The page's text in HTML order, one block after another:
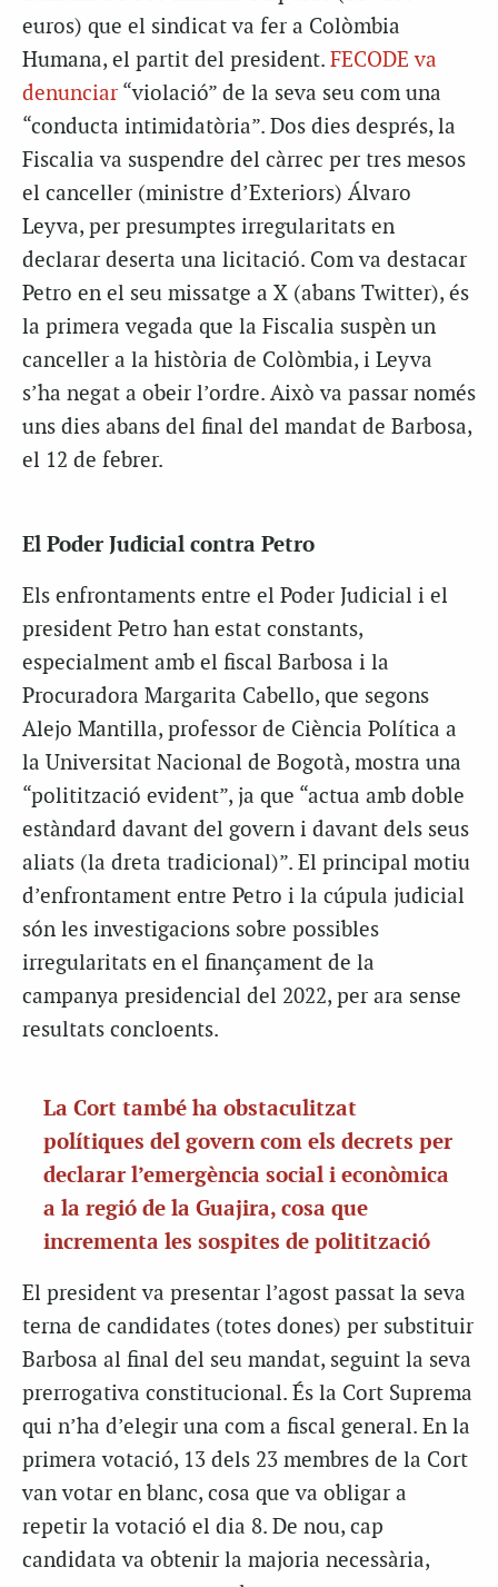
euros) que el sindicat va fer a Colòmbia
Humana, el partit del president. FECODE va ​​
denunciar “violació” de la seva seu com una
“conducta intimidatòria”. Dos dies després, la
Fiscalia va suspendre del càrrec per tres mesos
el canceller (ministre d’Exteriors) Álvaro
Leyva, per presumptes irregularitats en
declarar deserta una licitació. Com va destacar
Petro en el seu missatge a X (abans Twitter), és
la primera vegada que la Fiscalia suspèn un
canceller a la història de Colòmbia, i Leyva
s’ha negat a obeir l’ordre. Això va passar només
uns dies abans del final del mandat de Barbosa,
el 12 de febrer.
El Poder Judicial contra Petro
Els enfrontaments entre el Poder Judicial i el
president Petro han estat constants,
especialment amb el fiscal Barbosa i la
Procuradora Margarita Cabello, que segons
Alejo Mantilla, professor de Ciència Política a
la Universitat Nacional de Bogotà, mostra una
“politització evident”, ja que “actua amb doble
estàndard davant del govern i davant dels seus
aliats (la dreta tradicional)”. El principal motiu
d’enfrontament entre Petro i la cúpula judicial
són les investigacions sobre possibles
irregularitats en el finançament de la
campanya presidencial del 2022, per ara sense
resultats concloents.
La Cort també ha obstaculitzat
polítiques del govern com els decrets per
declarar l’emergència social i econòmica
a la regió de la Guajira, cosa que
incrementa les sospites de politització
El president va presentar l’agost passat la seva
terna de candidates (totes dones) per substituir
Barbosa al final del seu mandat, seguint la seva
prerrogativa constitucional. És la Cort Suprema
qui n’ha d’elegir una com a fiscal general. En la
primera votació, 13 dels 23 membres de la Cort
van votar en blanc, cosa que va obligar a
repetir la votació el dia 8. De nou, cap
candidata va obtenir la majoria necessària,